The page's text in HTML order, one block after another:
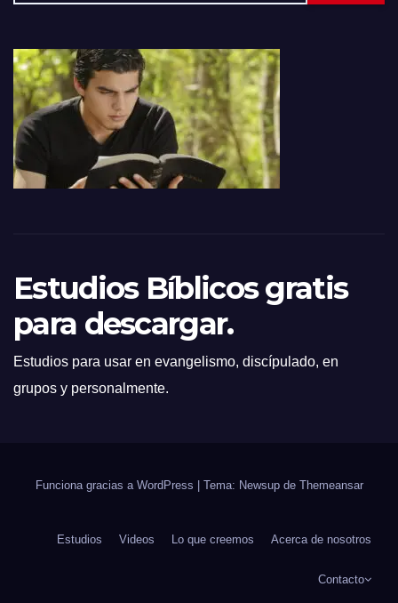
Estudios Bíblicos gratis
para descargar.
Estudios para usar en evangelismo, discípulado, en
grupos y personalmente.
Funciona gracias a WordPress Tema: Newsup de Themeansar
Estudios Videos Lo que creemos Acerca de nosotros
Contacto